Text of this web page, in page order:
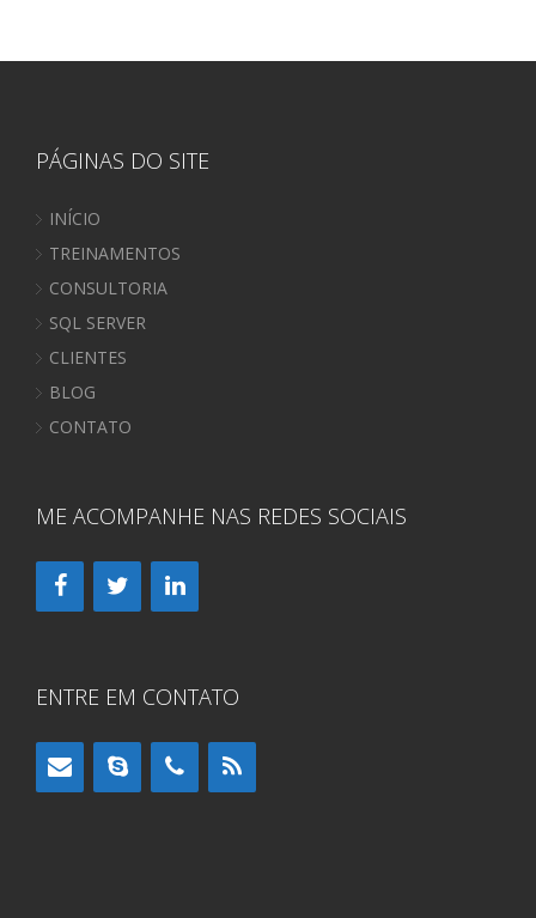
PÁGINAS DO SITE
INÍCIO
TREINAMENTOS
CONSULTORIA
SQL SERVER
CLIENTES
BLOG
CONTATO
ME ACOMPANHE NAS REDES SOCIAIS
ENTRE EM CONTATO